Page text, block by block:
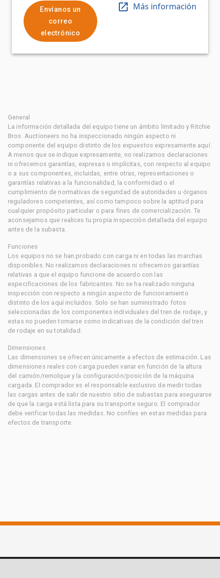
Envíanos un
correo
electrónico
Más información
General
La información detallada del equipo tiene un ámbito limitado y Ritchie
Bros. Auctioneers no ha inspeccionado ningún aspecto ni
componente del equipo distinto de los expuestos expresamente aquí.
A menos que se indique expresamente, no realizamos declaraciones
ni ofrecemos garantías, expresas o implícitas, con respecto al equipo
o a sus componentes, incluidas, entre otras, representaciones o
garantías relativas a la funcionalidad, la conformidad o el
cumplimiento de normativas de seguridad de autoridades u órganos
reguladores competentes, así como tampoco sobre la aptitud para
cualquier propósito particular o para fines de comercialización. Te
aconsejamos que realices tu propia inspección detallada del equipo
antes de la subasta.
Funciones
Los equipos no se han probado con carga ni en todas las marchas
disponibles. No realizamos declaraciones ni ofrecemos garantías
relativas a que el equipo funcione de acuerdo con las
especificaciones de los fabricantes. No se ha realizado ninguna
inspección con respecto a ningún aspecto de funcionamiento
distinto de los aquí incluidos. Solo se han suministrado fotos
seleccionadas de los componentes individuales del tren de rodaje, y
estas no pueden tomarse como indicativas de la condición del tren
de rodaje en su totalidad.
Dimensiones
Las dimensiones se ofrecen únicamente a efectos de estimación. Las
dimensiones reales con carga pueden variar en función de la altura
del camión/remolque y la configuración/posición de la máquina
cargada. El comprador es el responsable exclusivo de medir todas
las cargas antes de salir de nuestro sitio de subastas para asegurarse
de que la carga está lista para su transporte seguro. El comprador
debe verificar todas las medidas. No confíes en estas medidas para
efectos de transporte.